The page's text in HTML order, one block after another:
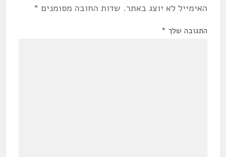
האימייל לא יוצג באתר. שדות החובה מסומנים *
התגובה שלך *